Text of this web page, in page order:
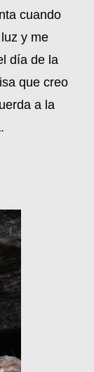
cuando
y me
día de la
que creo
a la